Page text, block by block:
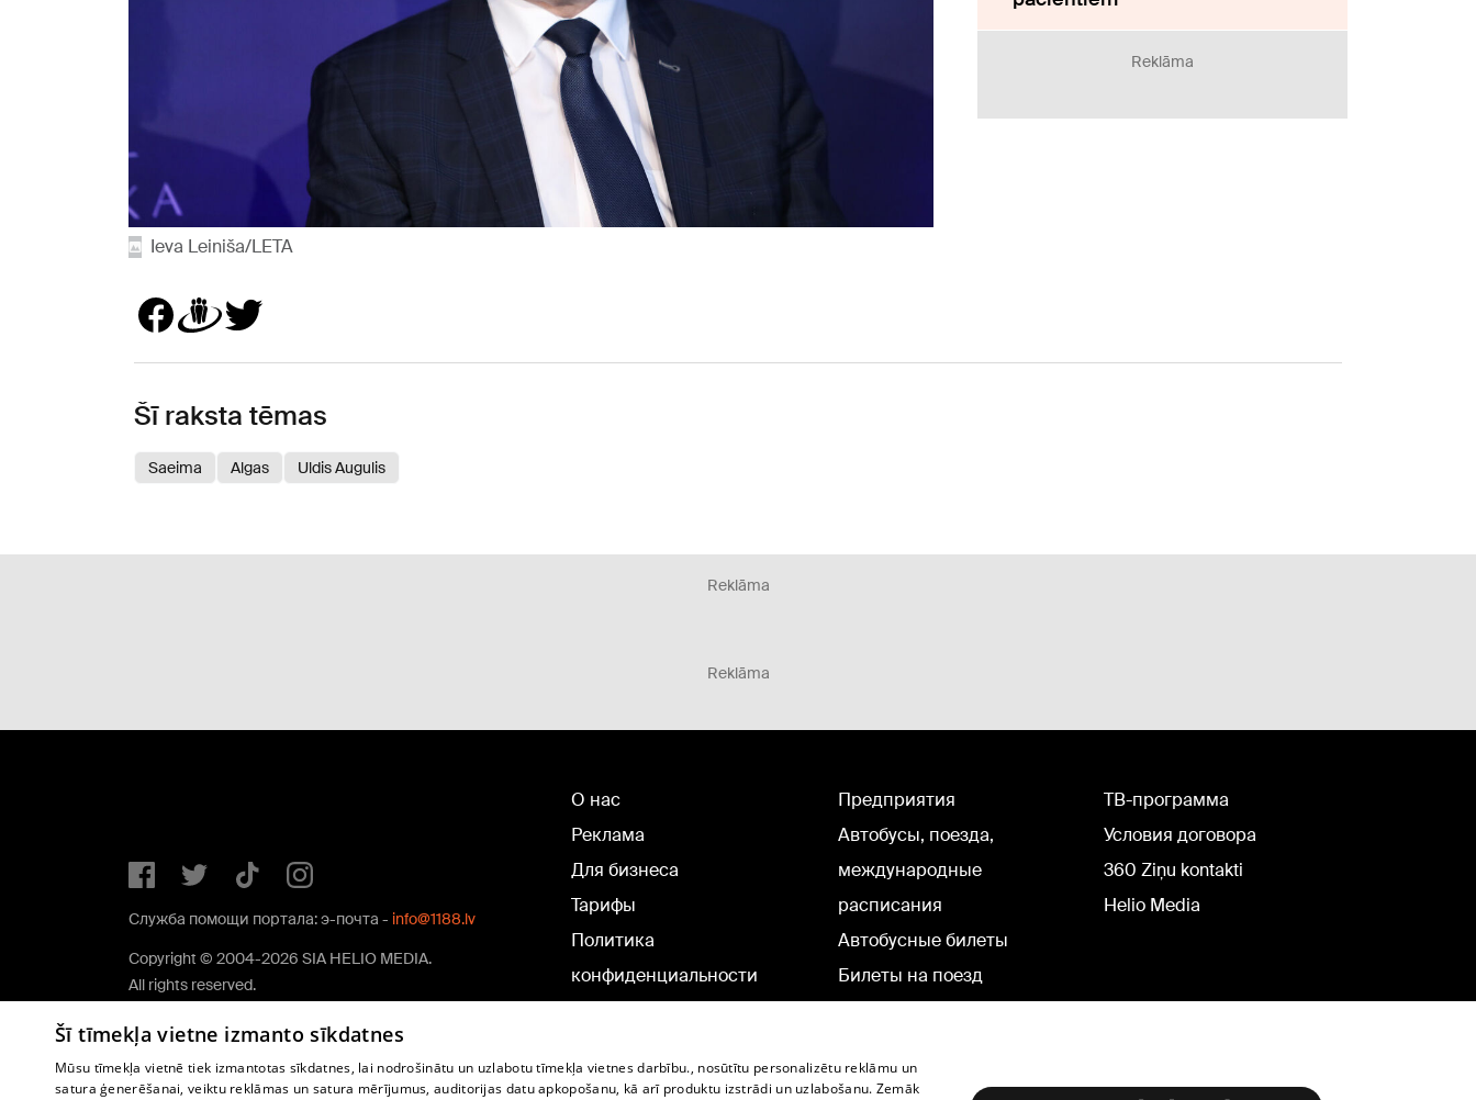
Ieva Leiniša/LETA
Reklāma
Šī raksta tēmas
Saeima Algas Uldis Augulis
Reklāma
Reklāma
Служба помощи портала: э-почта - info@1188.lv
Copyright © 2004-2026 SIA HELIO MEDIA.
All rights reserved.
О нас
Реклама
Для бизнеса
Тарифы
Политика
конфиденциальности
Политика использования
Предприятия
Автобусы, поезда,
международные
расписания
Автобусные билеты
Билеты на поезд
TВ-программа
Условия договора
360 Ziņu kontakti
Helio Media
Šī tīmekļa vietne izmanto sīkdatnes
Mūsu tīmekļa vietnē tiek izmantotas sīkdatnes, lai nodrošinātu un uzlabotu tīmekļa vietnes darbību., nosūtītu personalizētu reklāmu un
satura ģenerēšanai, veiktu reklāmas un satura mērījumus, auditorijas datu apkopošanu, kā arī produktu izstrādi un uzlabošanu. Zemāk